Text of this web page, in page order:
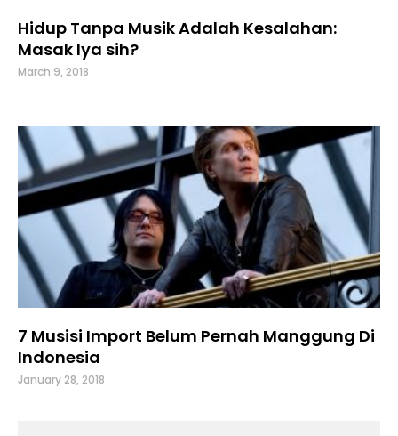
Hidup Tanpa Musik Adalah Kesalahan:
Masak Iya sih?
March 9, 2018
7 Musisi Import Belum Pernah Manggung Di
Indonesia
January 28, 2018